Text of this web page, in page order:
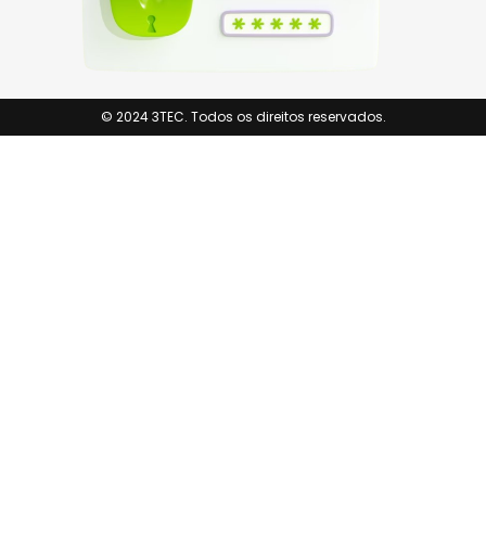
© 2024 3TEC. Todos os direitos reservados.